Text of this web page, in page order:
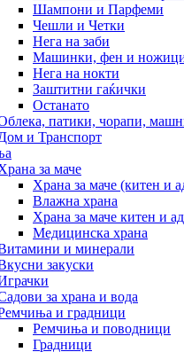
Шампони и Парфеми
Чешли и Четки
Нега на заби
Машинки, фен и
Нега на нокти
Заштитни гаќички
Останато
патики, чорапи,
и Транспорт
за маче
Храна за маче (китен и
Влажна храна
Храна за маче китен и
Медицинска храна
и минерали
закуски
за храна и вода
и градници
Ремчиња и поводници
Градници